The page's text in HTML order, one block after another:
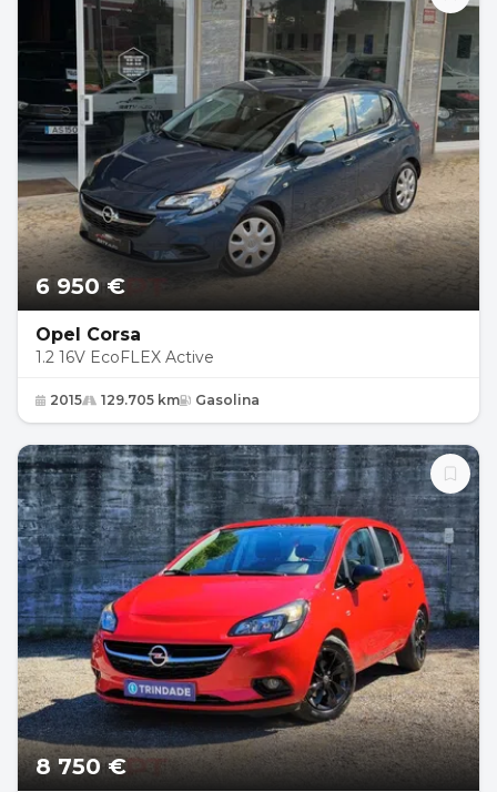
6 950 €
Opel Corsa
1.2 16V EcoFLEX Active
2015 129.705 km Gasolina
8 750 €